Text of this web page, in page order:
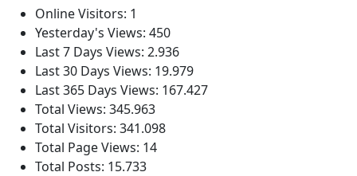
Online Visitors: 1
Yesterday's Views: 450
Last 7 Days Views: 2.936
Last 30 Days Views: 19.979
Last 365 Days Views: 167.427
Total Views: 345.963
Total Visitors: 341.098
Total Page Views: 14
Total Posts: 15.733